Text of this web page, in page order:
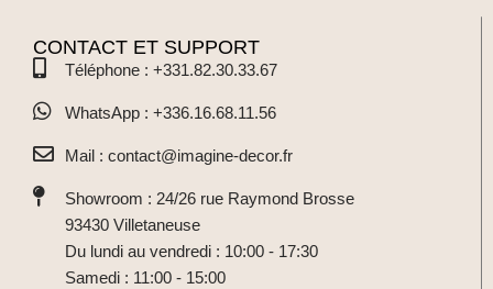
CONTACT ET SUPPORT
Téléphone : +331.82.30.33.67
WhatsApp : +336.16.68.11.56
Mail : contact@imagine-decor.fr
Showroom : 24/26 rue Raymond Brosse
93430 Villetaneuse
Du lundi au vendredi : 10:00 - 17:30
Samedi : 11:00 - 15:00